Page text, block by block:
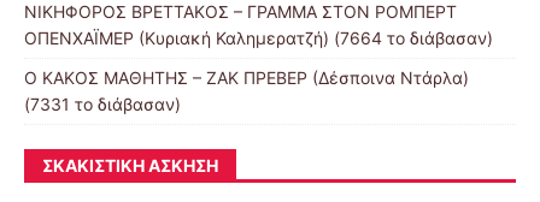
ΝΙΚΗΦΟΡΟΣ ΒΡΕΤΤΑΚΟΣ – ΓΡΑΜΜΑ ΣΤΟΝ ΡΟΜΠΕΡΤ
ΟΠΕΝΧΑΪΜΕΡ (Κυριακή Καλημερατζή) (7664 το διάβασαν)
Ο ΚΑΚΟΣ ΜΑΘΗΤΗΣ – ΖΑΚ ΠΡΕΒΕΡ (Δέσποινα Ντάρλα)
(7331 το διάβασαν)
ΣΚΑΚΙΣΤΙΚΉ ΆΣΚΗΣΗ